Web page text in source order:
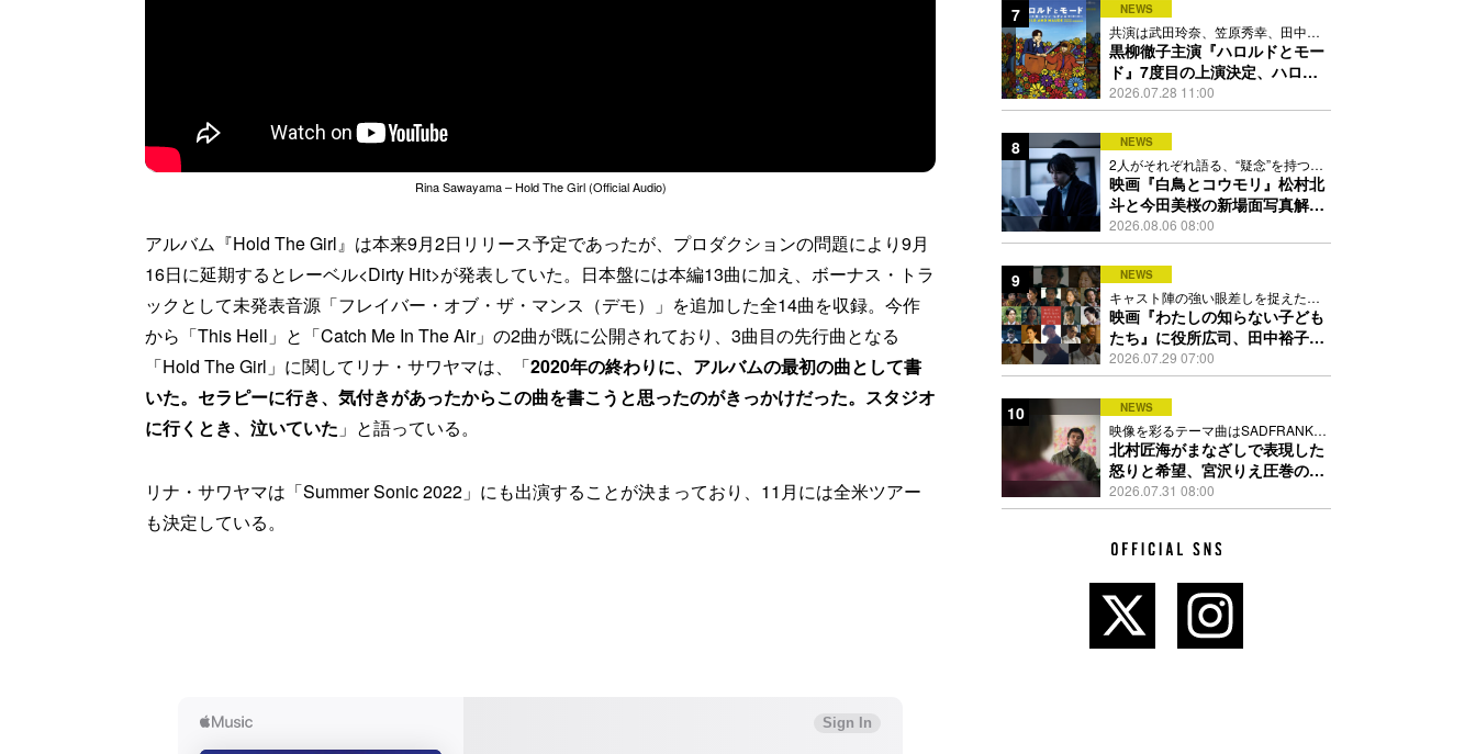
Rina Sawayama – Hold The Girl (Official Audio)
アルバム『Hold The Girl』は本来9月2日リリース予定であったが、プロダクションの問題により9月
16日に延期するとレーベル<Dirty Hit>が発表していた。日本盤には本編13曲に加え、ボーナス・トラ
ックとして未発表音源「フレイバー・オブ・ザ・マンス（デモ）」を追加した全14曲を収録。今作
から「This Hell」と「Catch Me In The Air」の2曲が既に公開されており、3曲目の先行曲となる
「Hold The Girl」に関してリナ・サワヤマは、「2020年の終わりに、アルバムの最初の曲として書
いた。セラピーに行き、気付きがあったからこの曲を書こうと思ったのがきっかけだった。スタジオ
に行くとき、泣いていた 」と語っている。
リナ・サワヤマは「Summer Sonic 2022」にも出演することが決まっており、11月には全米ツアー
も決定している。
7 NEWS
共演は武田玲奈、笠原秀幸、田中要
次、井川遥
黒柳徹子主演『ハロルドとモー
ド』7度目の上演決定、ハロル
ド役はKEY TO LIT岩﨑大昇
2026.07.28 11:00
8 NEWS
2人がそれぞれ語る、“疑念”を持つこ
との苦しさとは
映画『白鳥とコウモリ』松村北
斗と今田美桜の新場面写真解
禁、事件前後で一変する表情捉
えた全4点
2026.08.06 08:00
9 NEWS
キャスト陣の強い眼差しを捉えたポ
スター、本予告も解禁
映画『わたしの知らない子ども
たち』に役所広司、田中裕子、
岡田准一、吉田羊、坂東龍汰ら
13人
2026.07.29 07:00
10 NEWS
映像を彩るテーマ曲はSADFRANKが
歌う「愛の讃歌」カバー
北村匠海がまなざしで表現した
怒りと希望、宮沢りえ圧巻の演
技が光る『しびれ』90秒予告解
禁
2026.07.31 08:00